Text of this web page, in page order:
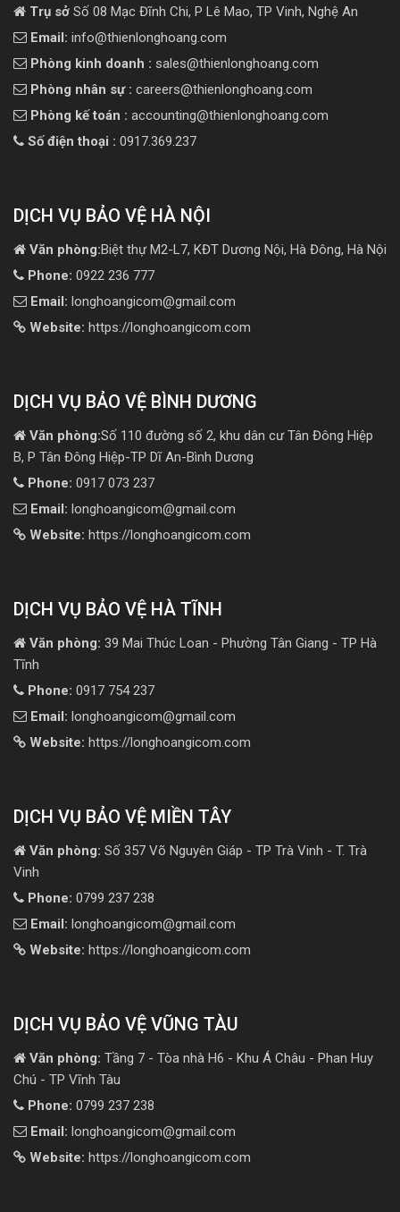
Trụ sở Số 08 Mạc Đĩnh Chi, P Lê Mao, TP Vinh, Nghệ An
Email: info@thienlonghoang.com
Phòng kinh doanh : sales@thienlonghoang.com
Phòng nhân sự : careers@thienlonghoang.com
Phòng kế toán : accounting@thienlonghoang.com
Số điện thoại : 0917.369.237
DỊCH VỤ BẢO VỆ HÀ NỘI
Văn phòng:Biệt thự M2-L7, KĐT Dương Nội, Hà Đông, Hà Nội
Phone: 0922 236 777
Email: longhoangicom@gmail.com
Website: https://longhoangicom.com
DỊCH VỤ BẢO VỆ BÌNH DƯƠNG
Văn phòng:Số 110 đường số 2, khu dân cư Tân Đông Hiệp
B, P Tân Đông Hiệp-TP Dĩ An-Bình Dương
Phone: 0917 073 237
Email: longhoangicom@gmail.com
Website: https://longhoangicom.com
DỊCH VỤ BẢO VỆ HÀ TĨNH
Văn phòng: 39 Mai Thúc Loan - Phường Tân Giang - TP Hà
Tĩnh
Phone: 0917 754 237
Email: longhoangicom@gmail.com
Website: https://longhoangicom.com
DỊCH VỤ BẢO VỆ MIỀN TÂY
Văn phòng: Số 357 Võ Nguyên Giáp - TP Trà Vinh - T. Trà
Vinh
Phone: 0799 237 238
Email: longhoangicom@gmail.com
Website: https://longhoangicom.com
DỊCH VỤ BẢO VỆ VŨNG TÀU
Văn phòng: Tầng 7 - Tòa nhà H6 - Khu Á Châu - Phan Huy
Chú - TP Vĩnh Tàu
Phone: 0799 237 238
Email: longhoangicom@gmail.com
Website: https://longhoangicom.com